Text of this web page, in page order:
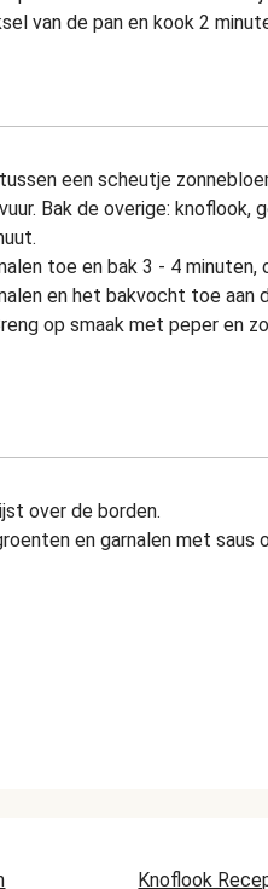
van de pan en kook 2
een scheutje
Bak de overige: knoflook,
toe en bak 3 - 4 minuten,
en het bakvocht toe aan
op smaak met peper en
over de borden.
en garnalen met saus
Knoflook